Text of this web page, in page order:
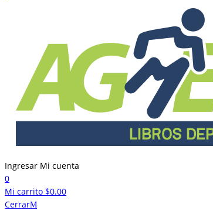
Ingresar Mi cuenta
0
Mi carrito $0.00
Cerrar